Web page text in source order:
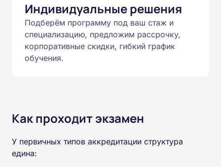
Индивидуальные решения
Подберём программу под ваш стаж и
специализацию, предложим рассрочку,
корпоративные скидки, гибкий график
обучения.
Как проходит экзамен
У первичных типов аккредитации структура
едина: